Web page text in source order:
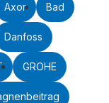
Axor Bad
Danfoss
GROHE